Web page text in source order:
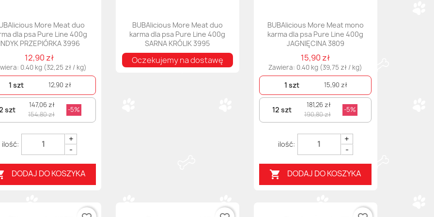
More Meat duo
dla psa Pure Line 400g
PRZEPIÓRKA 3996
12,90 zł
0.40 kg (32,25 zł / kg)
1 szt 12,90 zł
szt
147,06 zł
154,80 zł
-5%
+
-
DODAJ DO KOSZYKA
BUBAlicious More Meat duo
karma dla psa Pure Line 400g
SARNA KRÓLIK 3995
Oczekujemy na dostawę
BUBAlicious More Meat mono
karma dla psa Pure Line 400g
JAGNIĘCINA 3809
15,90 zł
Zawiera: 0.40 kg (39,75 zł / kg)
1 szt 15,90 zł
12 szt
181,26 zł
190,80 zł
-5%
+
-
 DODAJ DO KOSZYKA